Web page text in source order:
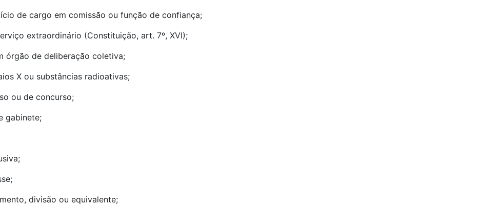
de cargo em comissão ou função de confiança;
extraordinário (Constituição, art. 7º, XVI);
órgão de deliberação coletiva;
X ou substâncias radioativas;
ou de concurso;
gabinete;
divisão ou equivalente;